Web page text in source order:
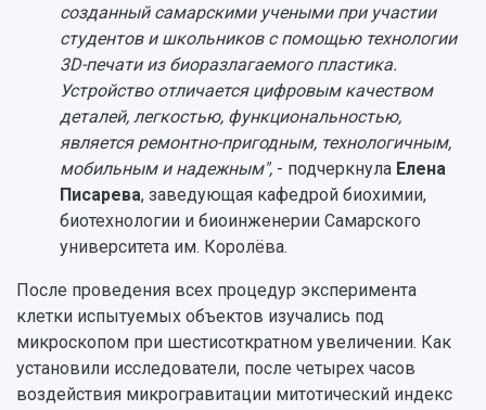
созданный самарскими учеными при участии
студентов и школьников с помощью технологии
3D-печати из биоразлагаемого пластика.
Устройство отличается цифровым качеством
деталей, легкостью, функциональностью,
является ремонтно-пригодным, технологичным,
мобильным и надежным", - подчеркнула Елена
Писарева, заведующая кафедрой биохимии,
биотехнологии и биоинженерии Самарского
университета им. Королёва.
После проведения всех процедур эксперимента
клетки испытуемых объектов изучались под
микроскопом при шестисоткратном увеличении. Как
установили исследователи, после четырех часов
воздействия микрогравитации митотический индекс